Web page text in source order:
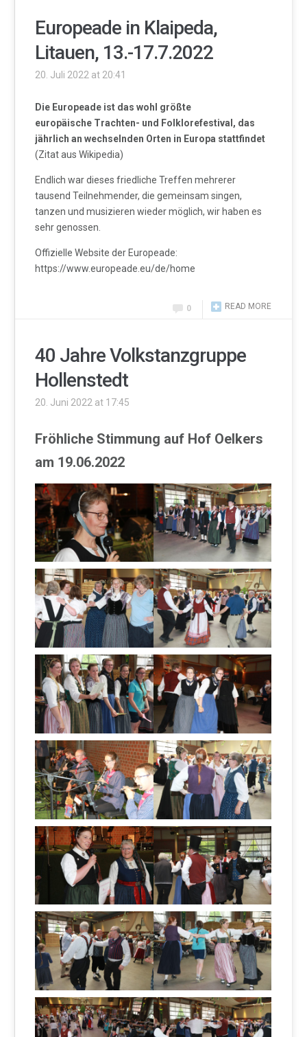
Europeade in Klaipeda,
Litauen, 13.-17.7.2022
20. Juli 2022 at 20:41
Die Europeade ist das wohl größte
europäische Trachten- und Folklorefestival, das
jährlich an wechselnden Orten in Europa stattfindet
(Zitat aus Wikipedia)
Endlich war dieses friedliche Treffen mehrerer
tausend Teilnehmender, die gemeinsam singen,
tanzen und musizieren wieder möglich, wir haben es
sehr genossen.
Offizielle Website der Europeade:
https://www.europeade.eu/de/home
READ MORE
0
40 Jahre Volkstanzgruppe
Hollenstedt
20. Juni 2022 at 17:45
Fröhliche Stimmung auf Hof Oelkers
am 19.06.2022